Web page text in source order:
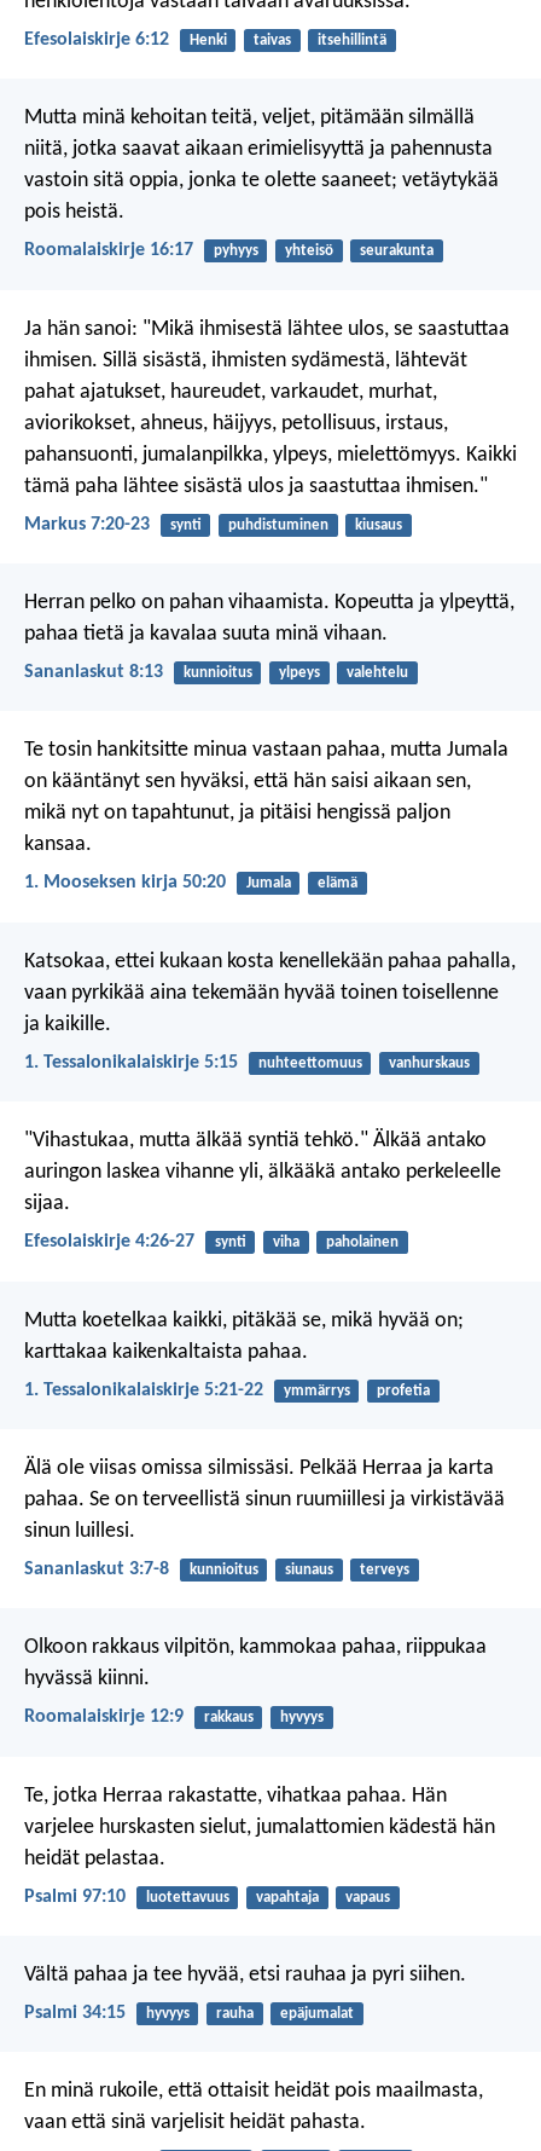
Efesolaiskirje 6:12 Henki taivas itsehillintä
Mutta minä kehoitan teitä, veljet, pitämään silmällä
niitä, jotka saavat aikaan erimielisyyttä ja pahennusta
vastoin sitä oppia, jonka te olette saaneet; vetäytykää
pois heistä.
Roomalaiskirje 16:17 pyhyys yhteisö seurakunta
Ja hän sanoi: "Mikä ihmisestä lähtee ulos, se saastuttaa
ihmisen. Sillä sisästä, ihmisten sydämestä, lähtevät
pahat ajatukset, haureudet, varkaudet, murhat,
aviorikokset, ahneus, häijyys, petollisuus, irstaus,
pahansuonti, jumalanpilkka, ylpeys, mielettömyys. Kaikki
tämä paha lähtee sisästä ulos ja saastuttaa ihmisen."
Markus 7:20-23 synti puhdistuminen kiusaus
Herran pelko on pahan vihaamista. Kopeutta ja ylpeyttä,
pahaa tietä ja kavalaa suuta minä vihaan.
Sananlaskut 8:13 kunnioitus ylpeys valehtelu
Te tosin hankitsitte minua vastaan pahaa, mutta Jumala
on kääntänyt sen hyväksi, että hän saisi aikaan sen,
mikä nyt on tapahtunut, ja pitäisi hengissä paljon
kansaa.
1. Mooseksen kirja 50:20 Jumala elämä
Katsokaa, ettei kukaan kosta kenellekään pahaa pahalla,
vaan pyrkikää aina tekemään hyvää toinen toisellenne
ja kaikille.
1. Tessalonikalaiskirje 5:15 nuhteettomuus vanhurskaus
"Vihastukaa, mutta älkää syntiä tehkö." Älkää antako
auringon laskea vihanne yli, älkääkä antako perkeleelle
sijaa.
Efesolaiskirje 4:26-27 synti viha paholainen
Mutta koetelkaa kaikki, pitäkää se, mikä hyvää on;
karttakaa kaikenkaltaista pahaa.
1. Tessalonikalaiskirje 5:21-22 ymmärrys profetia
Älä ole viisas omissa silmissäsi. Pelkää Herraa ja karta
pahaa. Se on terveellistä sinun ruumiillesi ja virkistävää
sinun luillesi.
Sananlaskut 3:7-8 kunnioitus siunaus terveys
Olkoon rakkaus vilpitön, kammokaa pahaa, riippukaa
hyvässä kiinni.
Roomalaiskirje 12:9 rakkaus hyvyys
Te, jotka Herraa rakastatte, vihatkaa pahaa. Hän
varjelee hurskasten sielut, jumalattomien kädestä hän
heidät pelastaa.
Psalmi 97:10 luotettavuus vapahtaja vapaus
Vältä pahaa ja tee hyvää, etsi rauhaa ja pyri siihen.
Psalmi 34:15 hyvyys rauha epäjumalat
En minä rukoile, että ottaisit heidät pois maailmasta,
vaan että sinä varjelisit heidät pahasta.